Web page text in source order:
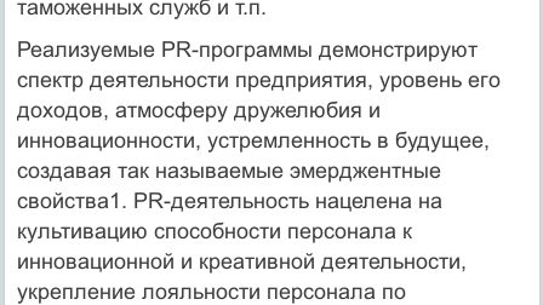
таможенных служб и т.п.
Реализуемые PR-программы демонстрируют
спектр деятельности предприятия, уровень его
доходов, атмосферу дружелюбия и
инновационности, устремленность в будущее,
создавая так называемые эмерджентные
свойства1. PR-деятельность нацелена на
культивацию способности персонала к
инновационной и креативной деятельности,
укрепление лояльности персонала по